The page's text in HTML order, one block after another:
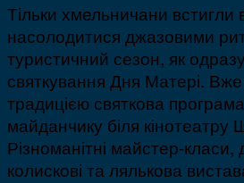
Тільки хмельничани встигли
насолодитися джазовими
туристичний сезон, як
святкування Дня Матері.
традицією святкова
майданчику біля кінотеатру
Різноманітні майстер-класи,
колискові та лялькова